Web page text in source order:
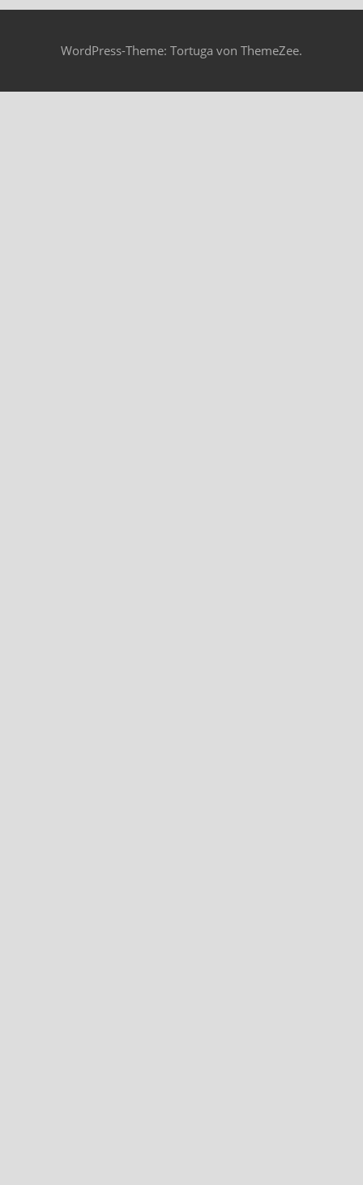
WordPress-Theme: Tortuga von ThemeZee.